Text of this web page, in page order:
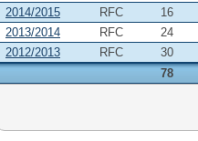
2014/2015
RFC 16
2013/2014
RFC 24
2012/2013
RFC 30
78